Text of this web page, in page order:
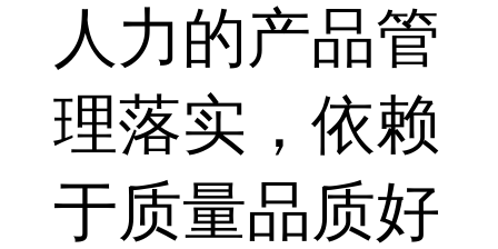
人力的产品管
理落实，依赖
于质量品质好